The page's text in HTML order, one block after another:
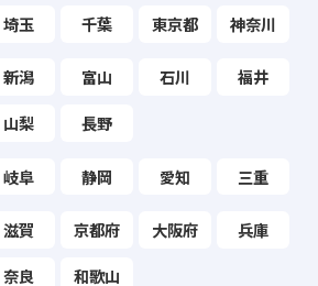
埼玉 千葉 東京都 神奈川
新潟 富山 石川 福井
山梨 長野
岐阜 静岡 愛知 三重
滋賀 京都府 大阪府 兵庫
奈良 和歌山